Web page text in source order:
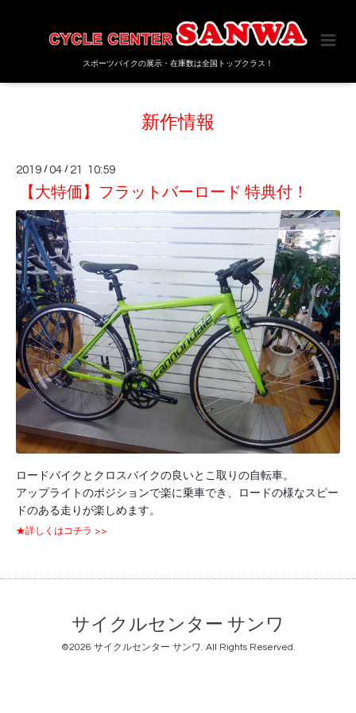
スポーツバイクの展示・在庫数は全国トップクラス！
新作情報
2019 /04 / 21 10:59
【大特価】フラットバーロード 特典付！
ロードバイクとクロスバイクの良いとこ取りの自転車。
アップライトのポジションで楽に乗車でき、ロードの様なスピー
ドのある走りが楽しめます。
★詳しくはコチラ >>
サイクルセンター サンワ
©2026 サイクルセンター サンワ. All Rights Reserved.